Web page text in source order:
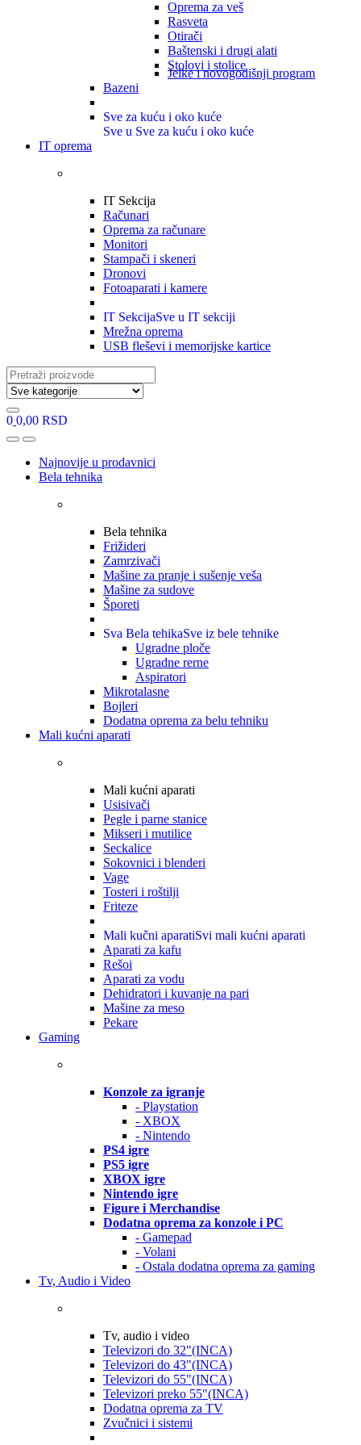
Oprema za veš
Rasveta
Otirači
Baštenski i drugi alati
Stolovi i stolice
Jelke i novogodišnji program
Bazeni
Sve za kuću i oko kuće
Sve u Sve za kuću i oko kuće
IT oprema
IT Sekcija
Računari
Oprema za računare
Monitori
Stampači i skeneri
Dronovi
Fotoaparati i kamere
IT SekcijaSve u IT sekciji
Mrežna oprema
USB fleševi i memorijske kartice
Search
for:
0 0,00 RSD
OpenClose
Najnovije u prodavnici
Bela tehnika
Bela tehnika
Frižideri
Zamrzivači
Mašine za pranje i sušenje veša
Mašine za sudove
Šporeti
Sva Bela tehikaSve iz bele tehnike
Ugradne ploče
Ugradne rerne
Aspiratori
Mikrotalasne
Bojleri
Dodatna oprema za belu tehniku
Mali kućni aparati
Mali kućni aparati
Usisivači
Pegle i parne stanice
Mikseri i mutilice
Seckalice
Sokovnici i blenderi
Vage
Tosteri i roštilji
Friteze
Mali kučni aparatiSvi mali kućni aparati
Aparati za kafu
Rešoi
Aparati za vodu
Dehidratori i kuvanje na pari
Mašine za meso
Pekare
Gaming
Konzole za igranje
- Playstation
- XBOX
- Nintendo
PS4 igre
PS5 igre
XBOX igre
Nintendo igre
Figure i Merchandise
Dodatna oprema za konzole i PC
- Gamepad
- Volani
- Ostala dodatna oprema za gaming
Tv, Audio i Video
Tv, audio i video
Televizori do 32"(INCA)
Televizori do 43"(INCA)
Televizori do 55"(INCA)
Televizori preko 55"(INCA)
Dodatna oprema za TV
Zvučnici i sistemi